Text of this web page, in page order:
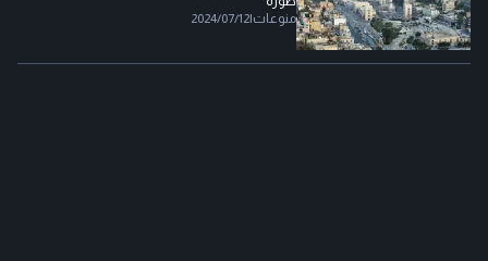
منوعات|
2024/07/12